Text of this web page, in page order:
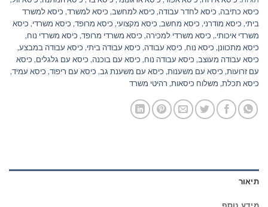
כיסא כתיבה, כיסא לחדר עבודה, כיסא למחשב, כיסא למשרד, כיסא למשרד
ביתי, כיסא מודרני, כיסא מחשב, כיסא מקצועי, כיסא מרופד, כיסא משרדי, כיסא
משרדי איכותי., כיסא משרדי למכירה, כיסא משרדי מרופד, כיסא משרדי נוח,
כיסא מתכוונן, כיסא נוח, כיסא עבודה, כיסא עבודה ביתי, כיסא עבודה במבצע,
כיסא עבודה מעוצב, כיסא עבודה נוח, כיסא עם בוכנה, כיסא עם גלגלים, כיסא
עם זרועות, כיסא עם משענות, כיסא עם משענת גב, כיסא עם ריפוד, כיסא עמיד,
כיסא תכלת, משלוח כיסאות, רהיטי משרד
תיאור
מידע נוסף